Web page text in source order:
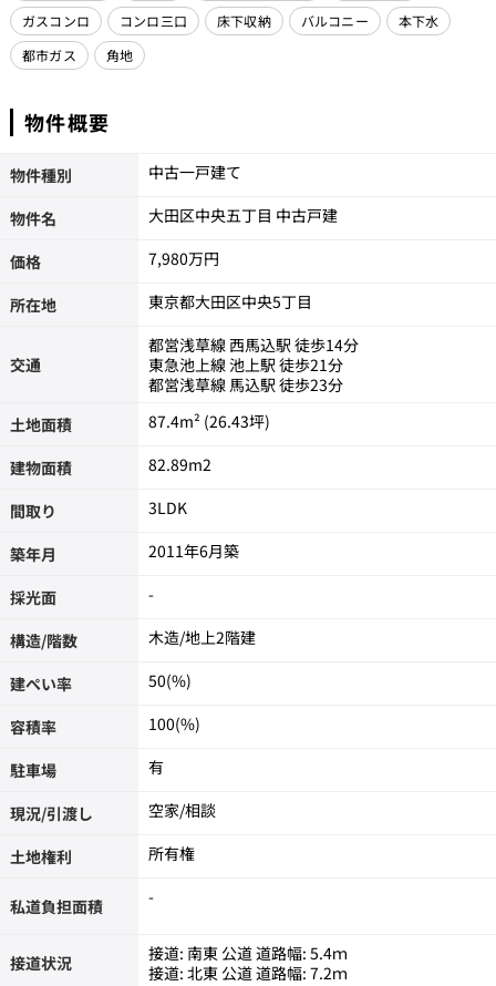
ガスコンロ
コンロ三口 床下収納 バルコニー
本下水
都市ガス
角地
物件概要
物件種別 中古一戸建て
物件名 大田区中央五丁目 中古戸建
価格 7,980万円
所在地 東京都大田区中央5丁目
交通
都営浅草線 西馬込駅 徒歩14分
東急池上線 池上駅 徒歩21分
都営浅草線 馬込駅 徒歩23分
土地面積
87.4m² (26.43坪)
建物面積 82.89m2
間取り 3LDK
築年月 2011年6月築
採光面 -
構造/階数 木造/地上2階建
建ぺい率 50(%)
容積率 100(%)
駐車場 有
現況/引渡し 空家/相談
土地権利 所有権
私道負担面積 -
接道状況
接道: 南東 公道 道路幅: 5.4ｍ
接道: 北東 公道 道路幅: 7.2ｍ